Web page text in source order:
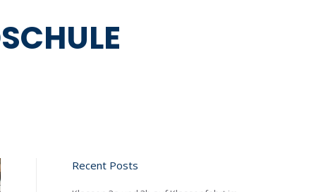
Recent Posts